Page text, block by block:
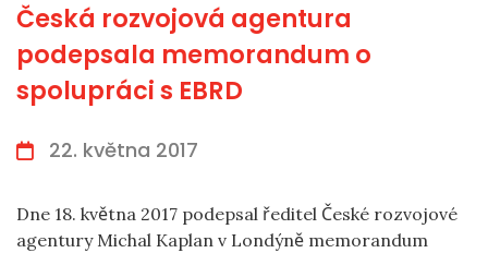
Česká rozvojová agentura
podepsala memorandum o
spolupráci s EBRD
22. května 2017
Dne 18. května 2017 podepsal ředitel České rozvojové
agentury Michal Kaplan v Londýně memorandum